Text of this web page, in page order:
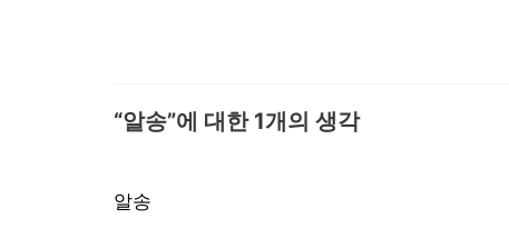
“알송”에 대한 1개의 생각
알송